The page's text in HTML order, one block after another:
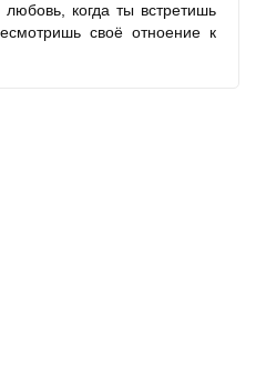
когда ты встретишь
своё отноение к